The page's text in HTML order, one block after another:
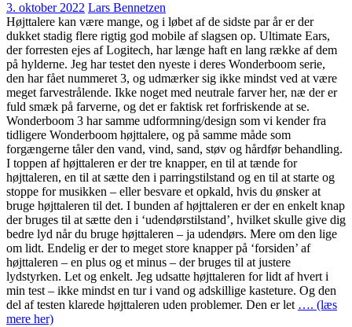
3. oktober 2022 Lars Bennetzen
Højttalere kan være mange, og i løbet af de sidste par år er der
dukket stadig flere rigtig god mobile af slagsen op. Ultimate Ears,
der forresten ejes af Logitech, har længe haft en lang række af dem
på hylderne. Jeg har testet den nyeste i deres Wonderboom serie,
den har fået nummeret 3, og udmærker sig ikke mindst ved at være
meget farvestrålende. Ikke noget med neutrale farver her, næ der er
fuld smæk på farverne, og det er faktisk ret forfriskende at se.
Wonderboom 3 har samme udformning/design som vi kender fra
tidligere Wonderboom højttalere, og på samme måde som
forgængerne tåler den vand, vind, sand, støv og hårdfør behandling.
I toppen af højttaleren er der tre knapper, en til at tænde for
højttaleren, en til at sætte den i parringstilstand og en til at starte og
stoppe for musikken – eller besvare et opkald, hvis du ønsker at
bruge højttaleren til det. I bunden af højttaleren er der en enkelt knap
der bruges til at sætte den i ‘udendørstilstand’, hvilket skulle give dig
bedre lyd når du bruge højttaleren – ja udendørs. Mere om den lige
om lidt. Endelig er der to meget store knapper på ‘forsiden’ af
højttaleren – en plus og et minus – der bruges til at justere
lydstyrken. Let og enkelt. Jeg udsatte højttaleren for lidt af hvert i
min test – ikke mindst en tur i vand og adskillige kasteture. Og den
del af testen klarede højttaleren uden problemer. Den er let …. (læs
mere her)